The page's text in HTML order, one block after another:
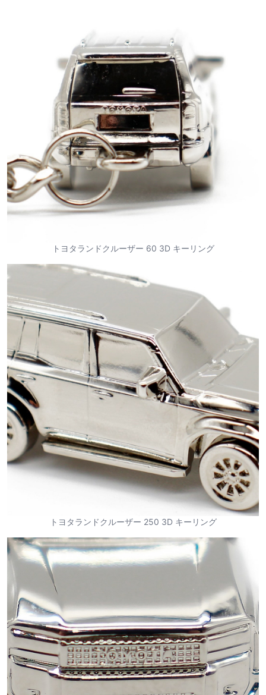
トヨタランドクルーザー 60 3D キーリング
トヨタランドクルーザー 250 3D キーリング